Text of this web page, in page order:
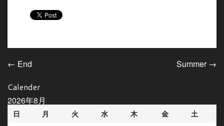
投稿ナビゲーション
← End Summer →
Calender
2026年8月
日 月 火 水 木 金 土